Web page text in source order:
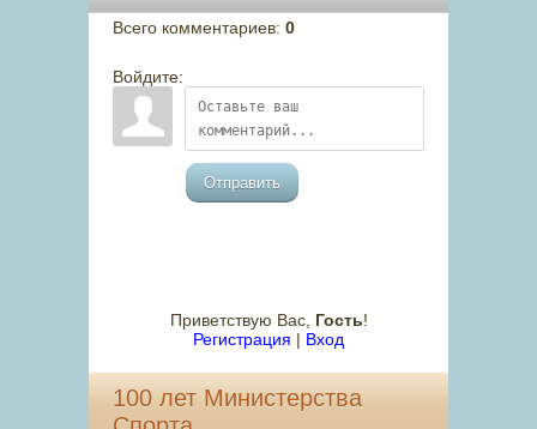
Всего комментариев: 0
Войдите:
Отправить
Приветствую Вас, Гость!
Регистрация | Вход
100 лет Министерства